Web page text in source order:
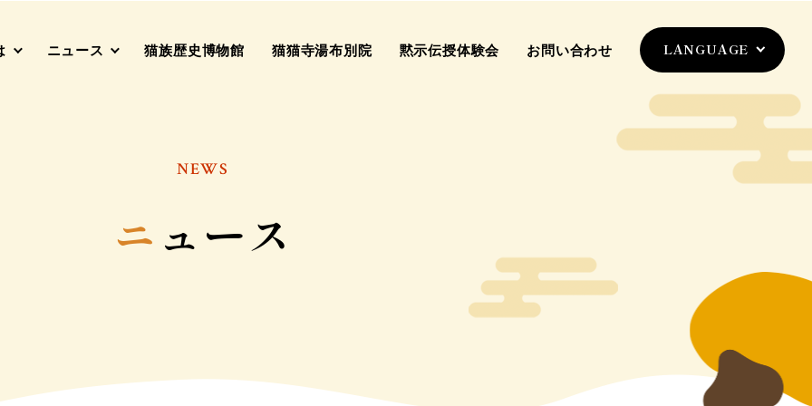
ニュース 猫族歴史博物館 猫猫寺湯布別院 黙示伝授体験会 お問い合わせ LANGUAGE
English
NEWS
ニ ュース